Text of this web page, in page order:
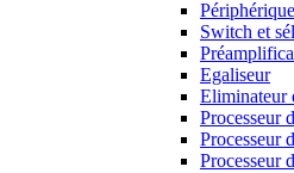
Switch et
Egaliseur
Eliminateur
Processeur
Processeur
Processeur